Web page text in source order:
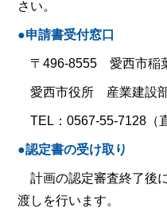
さい。
●申請書受付窓口
〒496-8555 愛西市稲
愛西市役所 産業建設
TEL：0567-55-7128（
●認定書の受け取り
計画の認定審査終了後
渡しを行います。